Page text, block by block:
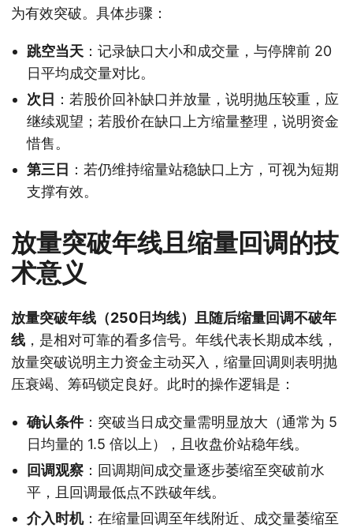
为有效突破。具体步骤：
跳空当天 ：记录缺口大小和成交量，与停牌前 20
日平均成交量对比。
次日 ：若股价回补缺口并放量，说明抛压较重，应
继续观望；若股价在缺口上方缩量整理，说明资金
惜售。
第三日 ：若仍维持缩量站稳缺口上方，可视为短期
支撑有效。
放量突破年线且缩量回调的技
术意义
放量突破年线（250日均线）且随后缩量回调不破年
线 ，是相对可靠的看多信号。年线代表长期成本线，
放量突破说明主力资金主动买入，缩量回调则表明抛
压衰竭、筹码锁定良好。此时的操作逻辑是：
确认条件：突破当日成交量需明显放大（通常为 5
日均量的 1.5 倍以上），且收盘价站稳年线。
回调观察 ：回调期间成交量逐步萎缩至突破前水
平，且回调最低点不跌破年线。
介入时机：在缩量回调至年线附近、成交量萎缩至